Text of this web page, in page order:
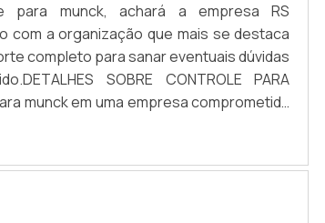
para munck, achará a empresa RS
com a organização que mais se destaca
completo para sanar eventuais dúvidas
SOBRE CONTROLE PARA
munck em uma empresa comprometida
Empilhadeiras. Com grande know-how
hidráulico veicular, a companhia
no que gera resultado ao cliente.Ainda
qualidade e assertividade, detalhes que